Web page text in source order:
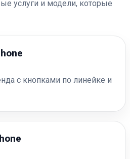
услуги и модели, которые
с кнопками по линейке и